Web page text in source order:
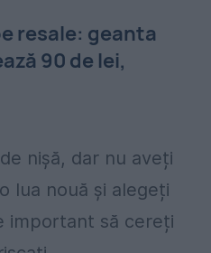
resale: geanta
90 de lei,
nișă, dar nu aveți
lua nouă și alegeți
important să cereți